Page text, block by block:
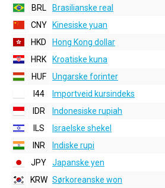
BRL
Brasilianske real
CNY
Kinesiske yuan
HKD
Hong Kong dollar
HRK
Kroatiske kuna
HUF
Ungarske forinter
I44
Importveid kursindeks
IDR
Indonesiske rupiah
ILS
Israelske shekel
INR
Indiske rupi
JPY
Japanske yen
KRW Sørkoreanske won